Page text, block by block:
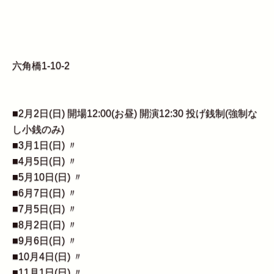
六角橋1-10-2
■2月2日(日) 開場12:00(お昼) 開演12:30 投げ銭制(強制な
し小銭のみ)
■3月1日(日) 〃
■4月5日(日) 〃
■5月10日(日) 〃
■6月7日(日) 〃
■7月5日(日) 〃
■8月2日(日) 〃
■9月6日(日) 〃
■10月4日(日) 〃